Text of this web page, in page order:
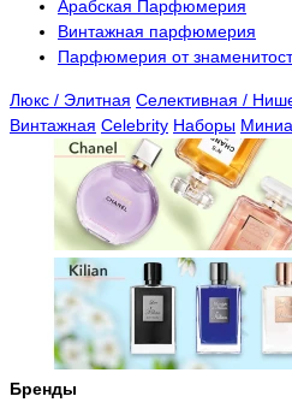
Арабская Парфюмерия
Винтажная парфюмерия
Парфюмерия от
Люкс / Элитная Селективная /
Винтажная Celebrity Наборы
Бренды